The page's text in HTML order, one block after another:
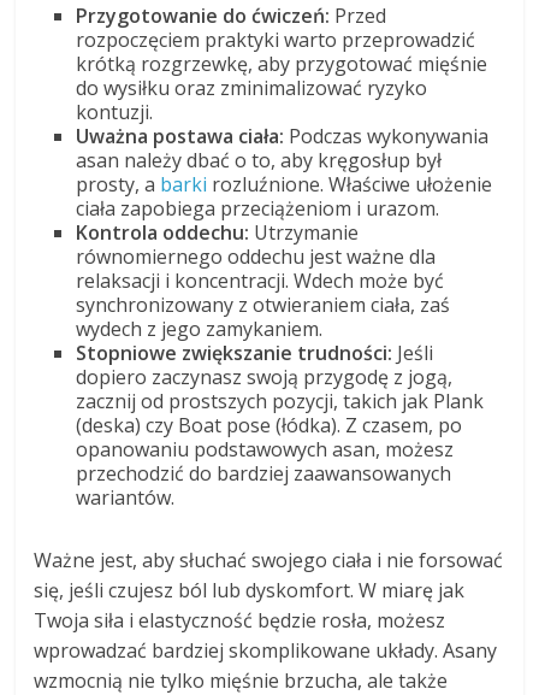
Przygotowanie do ćwiczeń: Przed
rozpoczęciem praktyki warto przeprowadzić
krótką rozgrzewkę, aby przygotować mięśnie
do wysiłku oraz zminimalizować ryzyko
kontuzji.
Uważna postawa ciała: Podczas wykonywania
asan należy dbać o to, aby kręgosłup był
prosty, a barki rozluźnione. Właściwe ułożenie
ciała zapobiega przeciążeniom i urazom.
Kontrola oddechu: Utrzymanie
równomiernego oddechu jest ważne dla
relaksacji i koncentracji. Wdech może być
synchronizowany z otwieraniem ciała, zaś
wydech z jego zamykaniem.
Stopniowe zwiększanie trudności: Jeśli
dopiero zaczynasz swoją przygodę z jogą,
zacznij od prostszych pozycji, takich jak Plank
(deska) czy Boat pose (łódka). Z czasem, po
opanowaniu podstawowych asan, możesz
przechodzić do bardziej zaawansowanych
wariantów.
Ważne jest, aby słuchać swojego ciała i nie forsować
się, jeśli czujesz ból lub dyskomfort. W miarę jak
Twoja siła i elastyczność będzie rosła, możesz
wprowadzać bardziej skomplikowane układy. Asany
wzmocnią nie tylko mięśnie brzucha, ale także